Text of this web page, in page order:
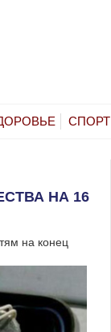
СПОРТ
НА 16
на конец